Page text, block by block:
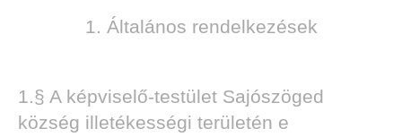
1. Általános rendelkezések
1.§ A képviselő-testület Sajószöged
község illetékességi területén e